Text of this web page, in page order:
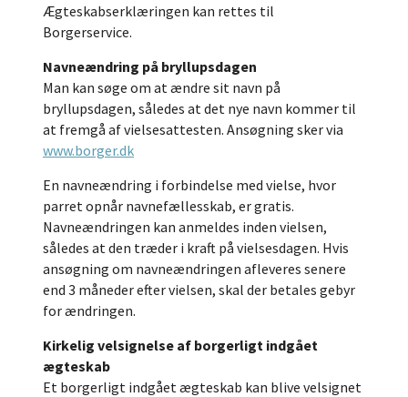
Ægteskabserklæringen kan rettes til
Borgerservice.
Navneændring på bryllupsdagen
Man kan søge om at ændre sit navn på
bryllupsdagen, således at det nye navn kommer til
at fremgå af vielsesattesten. Ansøgning sker via
www.borger.dk
En navneændring i forbindelse med vielse, hvor
parret opnår navnefællesskab, er gratis.
Navneændringen kan anmeldes inden vielsen,
således at den træder i kraft på vielsesdagen. Hvis
ansøgning om navneændringen afleveres senere
end 3 måneder efter vielsen, skal der betales gebyr
for ændringen.
Kirkelig velsignelse af borgerligt indgået
ægteskab
Et borgerligt indgået ægteskab kan blive velsignet